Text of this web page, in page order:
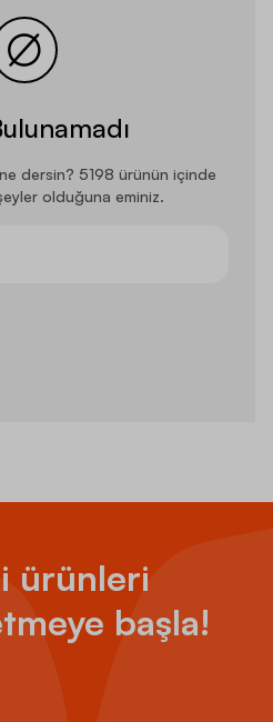
dersin? 5198 ürünün içinde
olduğuna eminiz.
ürünleri
başla!